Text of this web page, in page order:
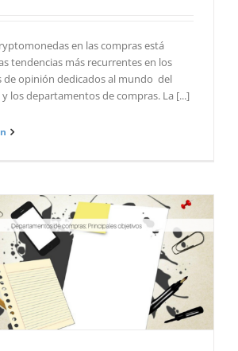
en las compras está
tendencias más recurrentes en los
de opinión dedicados al mundo del
los departamentos de compras. La [...]